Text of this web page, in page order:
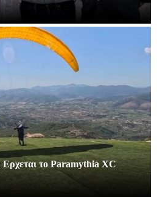
Ερχεται το Paramythia XC